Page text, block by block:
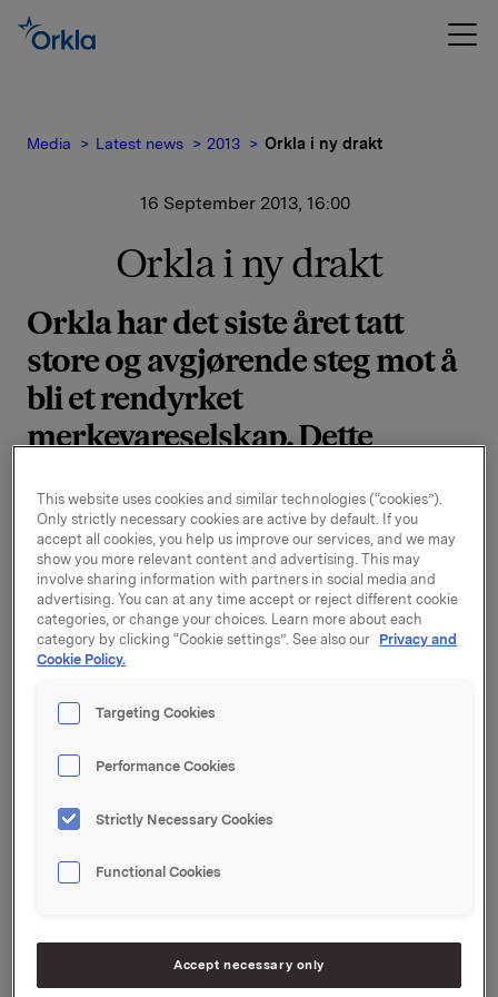
Media Latest news 2013 Orkla i ny drakt
16 September 2013, 16:00
Orkla i ny drakt
Orkla har det siste året tatt
store og avgjørende steg mot å
bli et rendyrket
merkevareselskap. Dette
visuelle profil som presenteres
i dag.
Historien om Orkla startet for over 350 år siden, da
selskapet gikk i gang med gruvedrift på Løkken Verk i
Sør-Trøndelag. Gruvedrift var lønnsomt, og Orkla
utviklet seg gjennom årenes løp til å bli et industrielt
holdingselskap. Dagens merkevarevirksomhet kom
inn i Orkla gjennom fusjonen med Borregaard i 1986,
Orkla har det siste året gått fra å være et konglomerat
agendaen å bygge videre på posisjonen som det
profil.
This website uses cookies and similar technologies (“cookies”).
Only strictly necessary cookies are active by default. If you
accept all cookies, you help us improve our services, and we may
show you more relevant content and advertising. This may
involve sharing information with partners in social media and
advertising. You can at any time accept or reject different cookie
categories, or change your choices. Learn more about each
category by clicking “Cookie settings”. See also our Privacy and
Cookie Policy.
Targeting Cookies
Performance Cookies
Strictly Necessary Cookies
Functional Cookies
Accept necessary only